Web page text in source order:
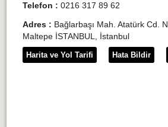
Telefon : 0216 317 89 62
Adres : Bağlarbaşı Mah. Atatürk Cd.
Maltepe İSTANBUL, İstanbul
Harita ve Yol Tarifi Hata Bildir